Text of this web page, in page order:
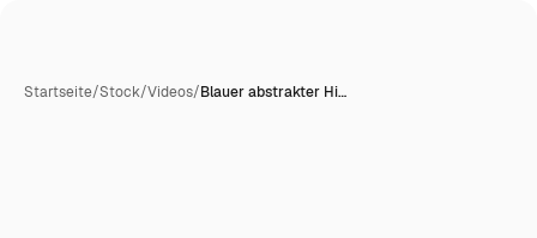
Startseite/Stock/Videos/Blauer abstrakter Hi…